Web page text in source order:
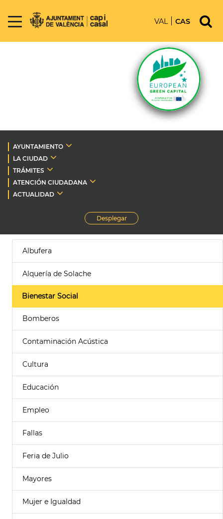
VAL CAS
AYUNTAMIENTO
LA CIUDAD
TRÁMITES
ATENCIÓN CIUDADANA
ACTUALIDAD
Desplegar
Albufera
Alquería de Solache
Bienestar Social
Bomberos
Contaminación Acústica
Cultura
Educación
Empleo
Fallas
Feria de Julio
Mayores
Mujer e Igualdad